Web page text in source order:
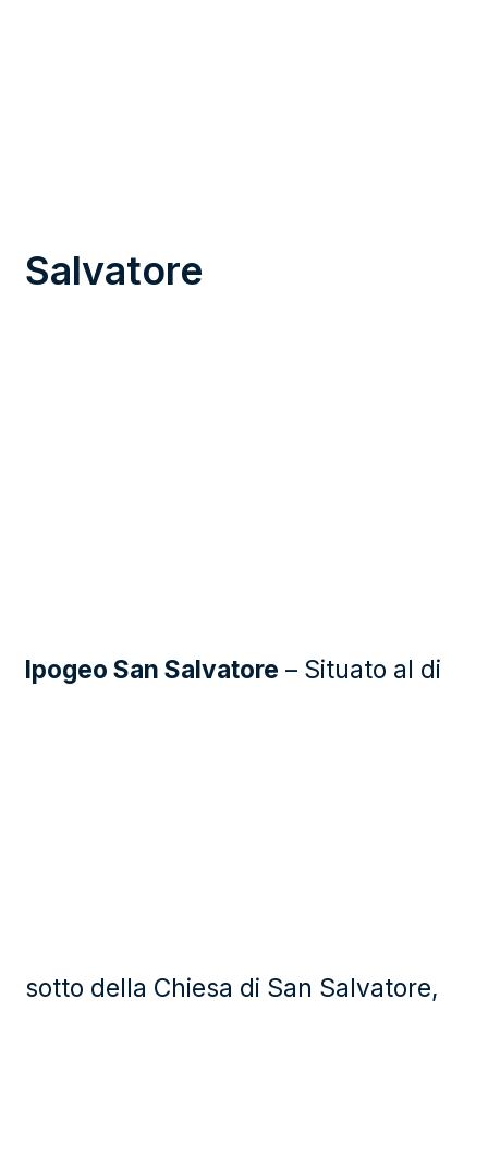
Salvatore
Ipogeo San Salvatore – Situato al di
sotto della Chiesa di San Salvatore,